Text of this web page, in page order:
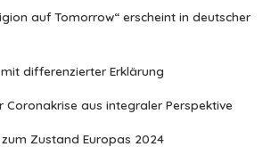
auf Tomorrow“ erscheint in deutscher
differenzierter Erklärung
Coronakrise aus integraler Perspektive
Zustand Europas 2024